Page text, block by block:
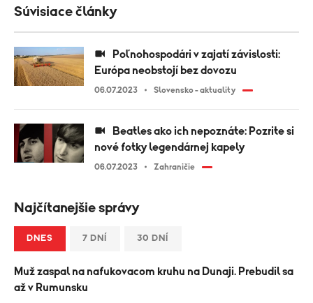
Súvisiace články
Európa neobstojí bez dovozu
06.07.2023 Slovensko - aktuality
nové fotky legendárnej kapely
06.07.2023 Zahraničie
Najčítanejšie správy
DNES 7 DNÍ 30 DNÍ
Muž zaspal na nafukovacom kruhu na Dunaji. Prebudil sa
až v Rumunsku